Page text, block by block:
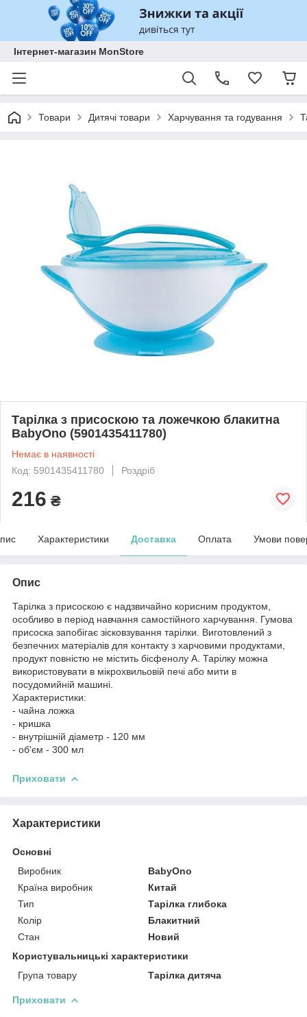
Інтернет-магазин MonStore
Товари Дитячі товари Харчування та годування
Тарілка з присоскою та ложечкою блакитна
BabyOno (5901435411780)
Немає в наявності
Код: 5901435411780
Роздріб
216 ₴
Характеристики Доставка Оплата Умови
Опис
Тарілка з присоскою є надзвичайно корисним продуктом,
особливо в період навчання самостійного харчування. Гумова
присоска запобігає зісковзування тарілки. Виготовлений з
безпечних матеріалів для контакту з харчовими продуктами,
продукт повністю не містить бісфенолу А. Тарілку можна
використовувати в мікрохвильовій печі або мити в
посудомийній машині.
Характеристики:
- чайна ложка
- кришка
- внутрішній діаметр - 120 мм
- об'єм - 300 мл
Приховати
Характеристики
Основні
Виробник
BabyOno
Країна виробник
Китай
Тип
Тарілка глибока
Колір
Блакитний
Стан
Новий
Користувальницькі характеристики
Група товару
Тарілка дитяча
Приховати